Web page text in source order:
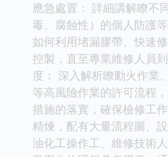
應急處置： 詳細講解瞭不
毒、腐蝕性）的個人防護
如何利用堵漏膠帶、快速
控製，直至專業維修人員
度： 深入解析瞭動火作業
等高風險作業的許可流程
措施的落實，確保檢修工
精煉，配有大量流程圖、
油化工操作工、維修技術